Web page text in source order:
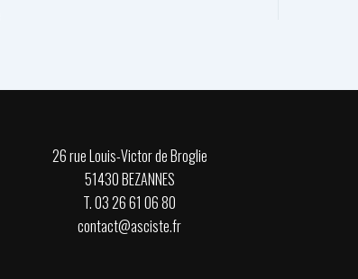
26 rue Louis-Victor de Broglie
51430 BEZANNES
T. 03 26 61 06 80
contact@asciste.fr